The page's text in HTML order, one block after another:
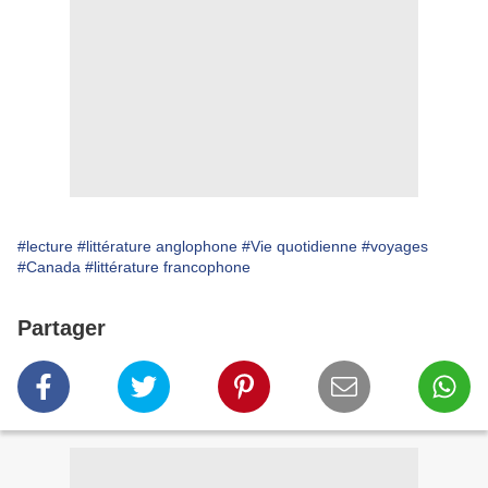
#lecture #littérature anglophone #Vie quotidienne #voyages
#Canada #littérature francophone
Partager